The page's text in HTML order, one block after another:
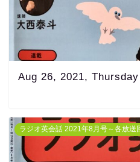
Aug 26, 2021, Thursday
ラジオ英会話 2021年8月号～各放送